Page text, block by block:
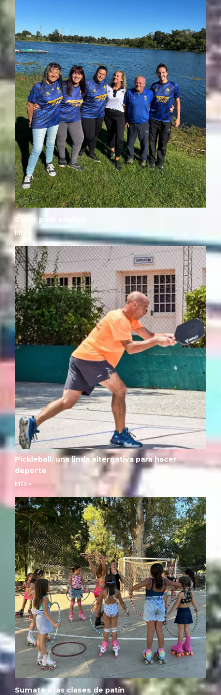
Taller para adultos
Más »
Pickleball: una linda alternativa para hacer
deporte
Más »
Sumate a las clases de patín